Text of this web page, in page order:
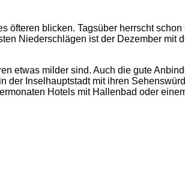
blicken. Tagsüber herrscht schon
Niederschlägen ist der Dezember mit
etwas milder sind. Auch die gute
der Inselhauptstadt mit ihren
Hotels mit Hallenbad oder